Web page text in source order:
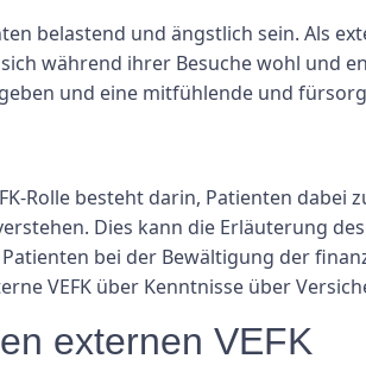
belastend und ängstlich sein. Als
während ihrer Besuche wohl und
und eine mitfühlende und
Rolle besteht darin, Patienten
Dies kann die Erläuterung
bei der Bewältigung der
VEFK über Kenntnisse über
externen VEFK